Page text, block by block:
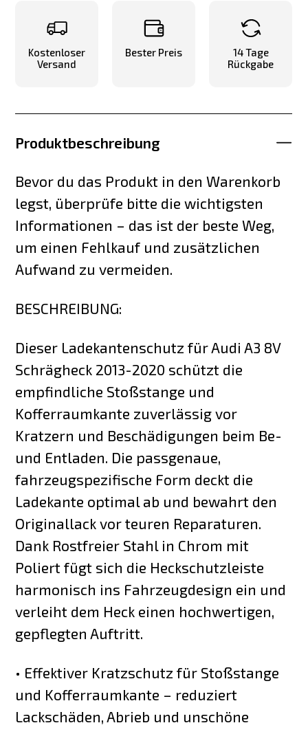
Kostenloser
Versand
Bester Preis
14 Tage
Rückgabe
Produktbeschreibung
Bevor du das Produkt in den Warenkorb
legst, überprüfe bitte die wichtigsten
Informationen – das ist der beste Weg,
um einen Fehlkauf und zusätzlichen
Aufwand zu vermeiden.
BESCHREIBUNG:
Dieser Ladekantenschutz für Audi A3 8V
Schrägheck 2013-2020 schützt die
empfindliche Stoßstange und
Kofferraumkante zuverlässig vor
Kratzern und Beschädigungen beim Be-
und Entladen. Die passgenaue,
fahrzeugspezifische Form deckt die
Ladekante optimal ab und bewahrt den
Originallack vor teuren Reparaturen.
Dank Rostfreier Stahl in Chrom mit
Poliert fügt sich die Heckschutzleiste
harmonisch ins Fahrzeugdesign ein und
verleiht dem Heck einen hochwertigen,
gepflegten Auftritt.
• Effektiver Kratzschutz für Stoßstange
und Kofferraumkante – reduziert
Lackschäden, Abrieb und unschöne